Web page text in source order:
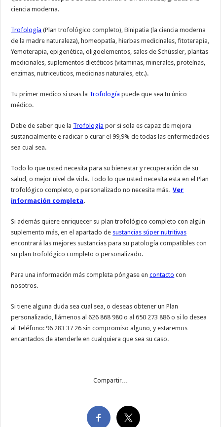
ciencia moderna.
Trofología (Plan trofológico completo), Binipatia (la ciencia moderna
de la madre naturaleza), homeopatía, hierbas medicinales, fitoterapia,
Yemoterapia, epigenética, oligoelementos, sales de Schüssler, plantas
medicinales, suplementos dietéticos (vitaminas, minerales, proteínas,
enzimas, nutriceuticos, medicinas naturales, etc.).
Tu primer medico si usas la Trofología puede que sea tu único
médico.
Debe de saber que la Trofología por si sola es capaz de mejora
sustancialmente e radicar o curar el 99,9% de todas las enfermedades
sea cual sea.
Todo lo que usted necesita para su bienestar y recuperación de su
salud, o mejor nivel de vida. Todo lo que usted necesita esta en el Plan
trofológico completo, o personalizado no necesita más.Ver
información completa.
Si además quiere enriquecer su plan trofológico completo con algún
suplemento más, en el apartado de sustancias súper nutritivas
encontrará las mejores sustancias para su patología compatibles con
su plan trofológico completo o personalizado.
Para una información más completa póngase encontacto con
nosotros.
Si tiene alguna duda sea cual sea, o deseas obtener un Plan
personalizado, llámenos al 626 868 980 o al 650 273 886 o si lo desea
al Teléfono: 96 283 37 26 sin compromiso alguno, y estaremos
encantados de atenderle en cualquiera que sea su caso.
Compartir…